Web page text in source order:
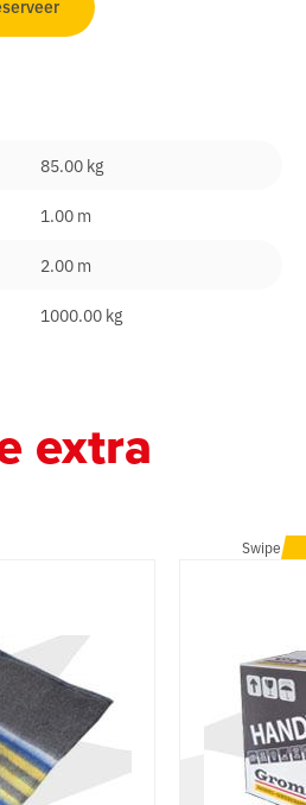
85.00 kg
1.00 m
2.00 m
1000.00 kg
extra
Swipe